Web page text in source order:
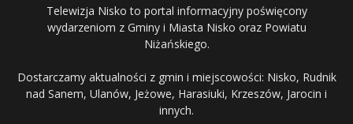
Telewizja Nisko to portal informacyjny poświęcony
wydarzeniom z Gminy i Miasta Nisko oraz Powiatu
Niżańskiego.
Dostarczamy aktualności z gmin i miejscowości: Nisko, Rudnik
nad Sanem, Ulanów, Jeżowe, Harasiuki, Krzeszów, Jarocin i
innych.